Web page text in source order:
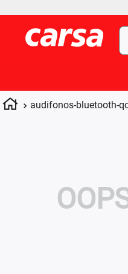
audifonos-bluetooth-
Términos más
1.
celulares